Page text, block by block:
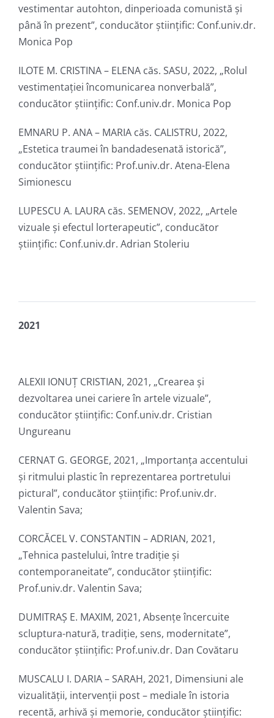
vestimentar autohton, dinperioada comunistă și
până în prezent”, conducător ştiinţific: Conf.univ.dr.
Monica Pop
ILOTE M. CRISTINA – ELENA căs. SASU, 2022, „Rolul
vestimentației încomunicarea nonverbală”,
conducător ştiinţific: Conf.univ.dr. Monica Pop
EMNARU P. ANA – MARIA căs. CALISTRU, 2022,
„Estetica traumei în bandadesenată istorică”,
conducător ştiinţific: Prof.univ.dr. Atena-Elena
Simionescu
LUPESCU A. LAURA căs. SEMENOV, 2022, „Artele
vizuale și efectul lorterapeutic”, conducător
ştiinţific: Conf.univ.dr. Adrian Stoleriu
2021
ALEXII IONUȚ CRISTIAN, 2021, „Crearea și
dezvoltarea unei cariere în artele vizuale”,
conducător ştiinţific: Conf.univ.dr. Cristian
Ungureanu
CERNAT G. GEORGE, 2021, „Importanța accentului
și ritmului plastic în reprezentarea portretului
pictural”, conducător ştiinţific: Prof.univ.dr.
Valentin Sava;
CORCĂCEL V. CONSTANTIN – ADRIAN, 2021,
„Tehnica pastelului, între tradiție și
contemporaneitate”, conducător ştiinţific:
Prof.univ.dr. Valentin Sava;
DUMITRAȘ E. MAXIM, 2021, Absențe încercuite
scluptura-natură, tradiție, sens, modernitate”,
conducător ştiinţific: Prof.univ.dr. Dan Covătaru
MUSCALU I. DARIA – SARAH, 2021, Dimensiuni ale
vizualității, intervenții post – mediale în istoria
recentă, arhivă și memorie, conducător ştiinţific: